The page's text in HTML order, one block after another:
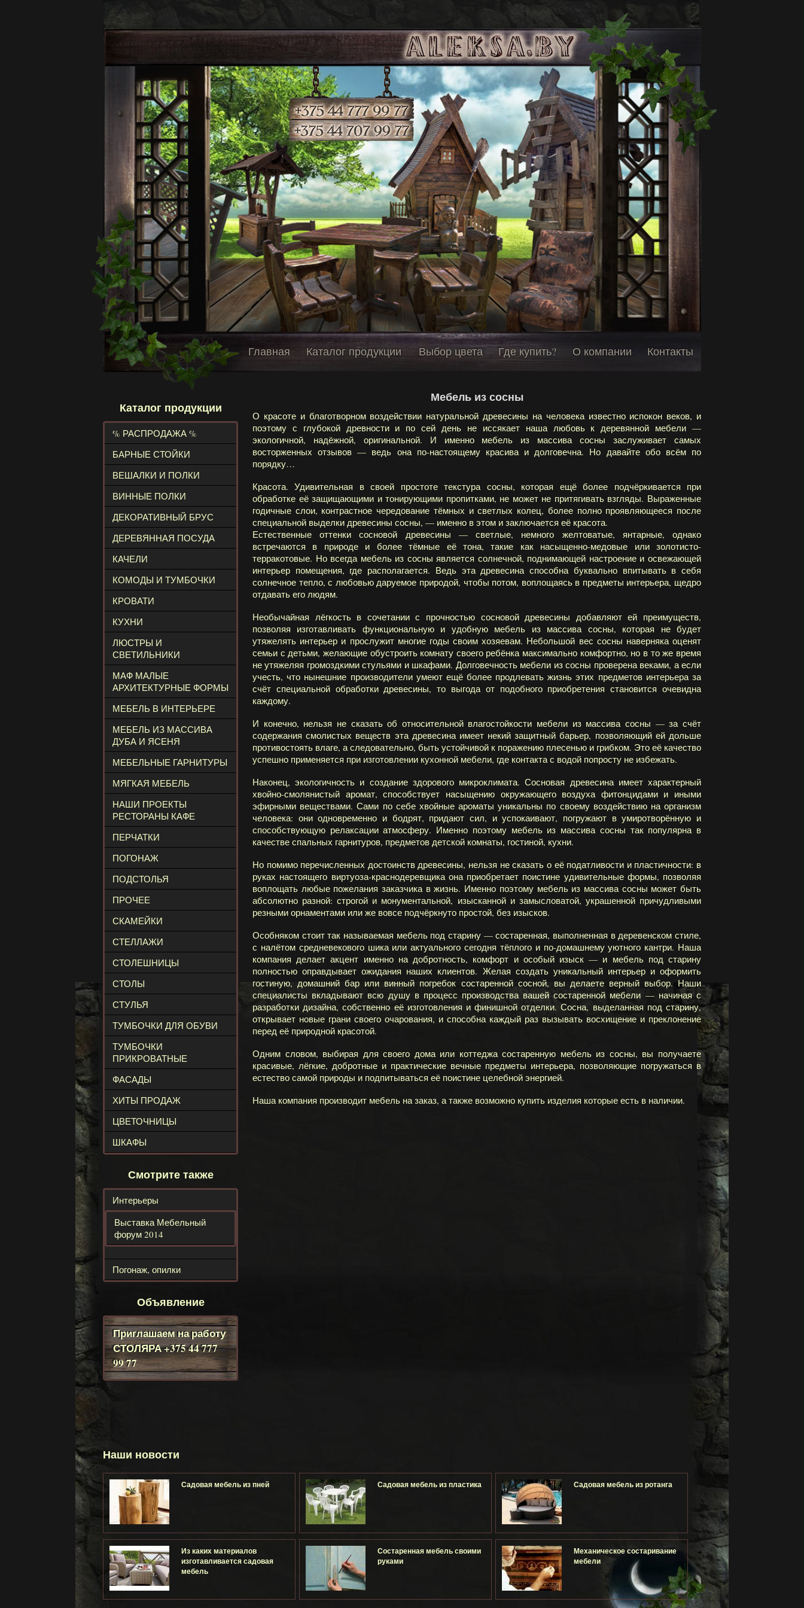
Главная Каталог продукции Выбор цвета Где купить? О компании Контакты
Мебель из сосны
О красоте и благотворном воздействии натуральной древесины на человека известно испокон веков, и
поэтому с глубокой древности и по сей день не иссякает наша любовь к деревянной мебели —
экологичной, надёжной, оригинальной. И именно мебель из массива сосны заслуживает самых
восторженных отзывов — ведь она по-настоящему красива и долговечна. Но давайте обо всём по
порядку…
Красота. Удивительная в своей простоте текстура сосны, которая ещё более подчёркивается при
обработке её защищающими и тонирующими пропитками, не может не притягивать взгляды. Выраженные
годичные слои, контрастное чередование тёмных и светлых колец, более полно проявляющееся после
специальной выделки древесины сосны, — именно в этом и заключается её красота.
Естественные оттенки сосновой древесины — светлые, немного желтоватые, янтарные, однако
встречаются в природе и более тёмные её тона, такие как насыщенно-медовые или золотисто-
терракотовые. Но всегда мебель из сосны является солнечной, поднимающей настроение и освежающей
интерьер помещения, где располагается. Ведь эта древесина способна буквально впитывать в себя
солнечное тепло, с любовью даруемое природой, чтобы потом, воплощаясь в предметы интерьера, щедро
отдавать его людям.
Необычайная лёгкость в сочетании с прочностью сосновой древесины добавляют ей преимуществ,
позволяя изготавливать функциональную и удобную мебель из массива сосны, которая не будет
утяжелять интерьер и прослужит многие годы своим хозяевам. Небольшой вес сосны наверняка оценят
семьи с детьми, желающие обустроить комнату своего ребёнка максимально комфортно, но в то же время
не утяжеляя громоздкими стульями и шкафами. Долговечность мебели из сосны проверена веками, а если
учесть, что нынешние производители умеют ещё более продлевать жизнь этих предметов интерьера за
счёт специальной обработки древесины, то выгода от подобного приобретения становится очевидна
каждому.
И конечно, нельзя не сказать об относительной влагостойкости мебели из массива сосны — за счёт
содержания смолистых веществ эта древесина имеет некий защитный барьер, позволяющий ей дольше
противостоять влаге, а следовательно, быть устойчивой к поражению плесенью и грибком. Это её качество
успешно применяется при изготовлении кухонной мебели, где контакта с водой попросту не избежать.
Наконец, экологичность и создание здорового микроклимата. Сосновая древесина имеет характерный
хвойно-смолянистый аромат, способствует насыщению окружающего воздуха фитонцидами и иными
эфирными веществами. Сами по себе хвойные ароматы уникальны по своему воздействию на организм
человека: они одновременно и бодрят, придают сил, и успокаивают, погружают в умиротворённую и
способствующую релаксации атмосферу. Именно поэтому мебель из массива сосны так популярна в
качестве спальных гарнитуров, предметов детской комнаты, гостиной, кухни.
Но помимо перечисленных достоинств древесины, нельзя не сказать о её податливости и пластичности: в
руках настоящего виртуоза-краснодеревщика она приобретает поистине удивительные формы, позволяя
воплощать любые пожелания заказчика в жизнь. Именно поэтому мебель из массива сосны может быть
абсолютно разной: строгой и монументальной, изысканной и замысловатой, украшенной причудливыми
резными орнаментами или же вовсе подчёркнуто простой, без изысков.
Особняком стоит так называемая мебель под старину — состаренная, выполненная в деревенском стиле,
с налётом средневекового шика или актуального сегодня тёплого и по-домашнему уютного кантри. Наша
компания делает акцент именно на добротность, комфорт и особый изыск — и мебель под старину
полностью оправдывает ожидания наших клиентов. Желая создать уникальный интерьер и оформить
гостиную, домашний бар или винный погребок состаренной сосной, вы делаете верный выбор. Наши
специалисты вкладывают всю душу в процесс производства вашей состаренной мебели — начиная с
разработки дизайна, собственно её изготовления и финишной отделки. Сосна, выделанная под старину,
открывает новые грани своего очарования, и способна каждый раз вызывать восхищение и преклонение
перед её природной красотой.
Одним словом, выбирая для своего дома или коттеджа состаренную мебель из сосны, вы получаете
красивые, лёгкие, добротные и практические вечные предметы интерьера, позволяющие погружаться в
естество самой природы и подпитываться её поистине целебной энергией.
Наша компания производит мебель на заказ, а также возможно купить изделия которые есть в наличии.
Каталог продукции
% РАСПРОДАЖА %
БАРНЫЕ СТОЙКИ
ВЕШАЛКИ И ПОЛКИ
ВИННЫЕ ПОЛКИ
ДЕКОРАТИВНЫЙ БРУС
ДЕРЕВЯННАЯ ПОСУДА
КАЧЕЛИ
КОМОДЫ И ТУМБОЧКИ
КРОВАТИ
КУХНИ
ЛЮСТРЫ И
СВЕТИЛЬНИКИ
МАФ МАЛЫЕ
АРХИТЕКТУРНЫЕ ФОРМЫ
МЕБЕЛЬ В ИНТЕРЬЕРЕ
МЕБЕЛЬ ИЗ МАССИВА
ДУБА И ЯСЕНЯ
МЕБЕЛЬНЫЕ ГАРНИТУРЫ
МЯГКАЯ МЕБЕЛЬ
НАШИ ПРОЕКТЫ
РЕСТОРАНЫ КАФЕ
ПЕРЧАТКИ
ПОГОНАЖ
ПОДСТОЛЬЯ
ПРОЧЕЕ
СКАМЕЙКИ
СТЕЛЛАЖИ
СТОЛЕШНИЦЫ
СТОЛЫ
СТУЛЬЯ
ТУМБОЧКИ ДЛЯ ОБУВИ
ТУМБОЧКИ
ПРИКРОВАТНЫЕ
ФАСАДЫ
ХИТЫ ПРОДАЖ
ЦВЕТОЧНИЦЫ
ШКАФЫ
Смотрите также
Интерьеры
Выставка Мебельный
форум 2014
Погонаж, опилки
Объявление
Приглашаем на работу
СТОЛЯРА+375 44 777
99 77
Наши новости
Садовая мебель из пней Садовая мебель из пластика Садовая мебель из ротанга
Из каких материалов
изготавливается садовая
мебель
Состаренная мебель своими
руками
Механическое состаривание
мебели